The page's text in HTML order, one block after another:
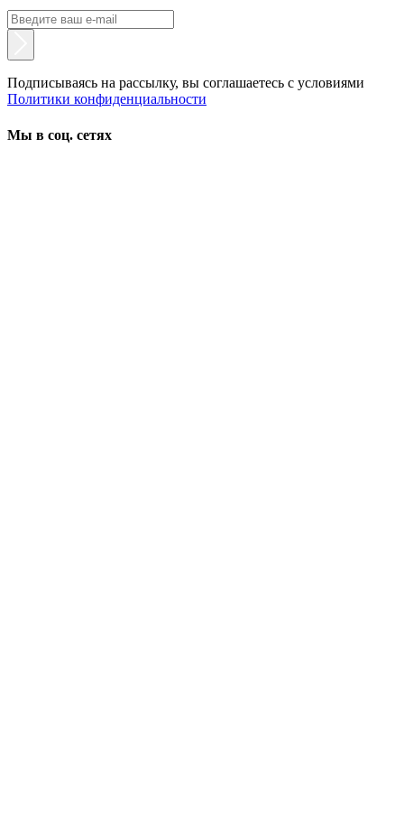
Подписываясь на рассылку, вы соглашаетесь с условиями
Политики конфиденциальности
Мы в соц. сетях